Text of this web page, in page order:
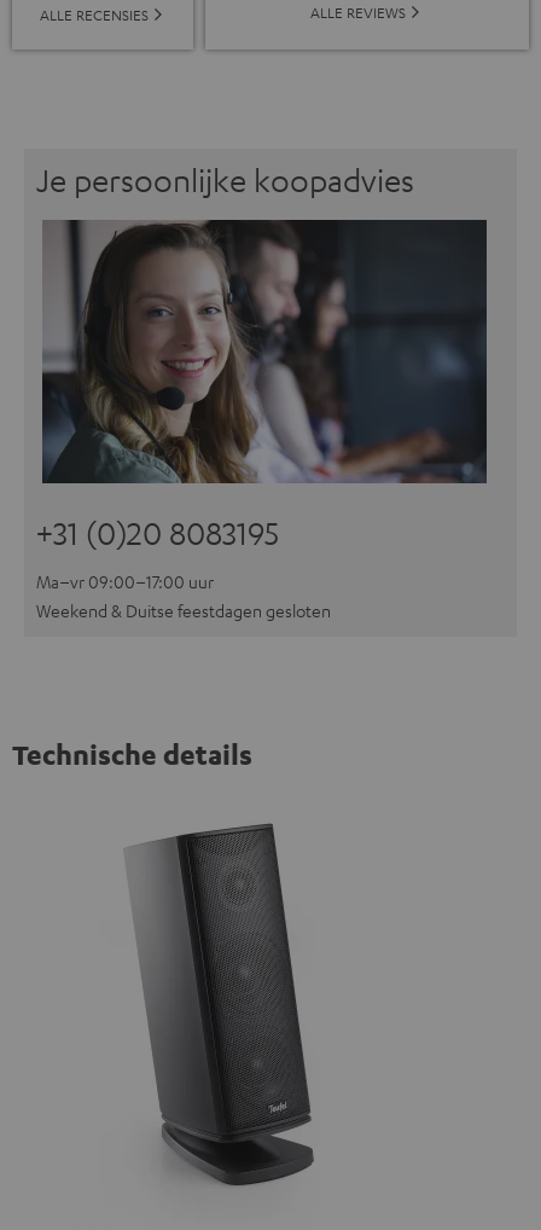
ALLE RECENSIES ALLE REVIEWS
Je persoonlijke koopadvies
+31 (0)20 8083195
Ma–vr 09:00–17:00 uur
Weekend & Duitse feestdagen gesloten
Technische details